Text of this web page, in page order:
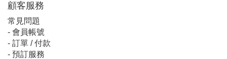
顧客服務
常見問題
- 會員帳號
- 訂單 / 付款
- 預訂服務